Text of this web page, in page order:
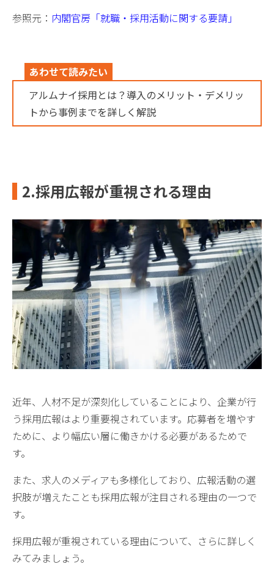
参照元： 内閣官房「就職・採用活動に関する要請」
あわせて読みたい
アルムナイ採用とは？導入のメリット・デメリッ
トから事例までを詳しく解説
2.採用広報が重視される理由
近年、人材不足が深刻化していることにより、企業が行
う採用広報はより重要視されています。応募者を増やす
ために、より幅広い層に働きかける必要があるためで
す。
また、求人のメディアも多様化しており、広報活動の選
択肢が増えたことも採用広報が注目される理由の一つで
す。
採用広報が重視されている理由について、さらに詳しく
みてみましょう。